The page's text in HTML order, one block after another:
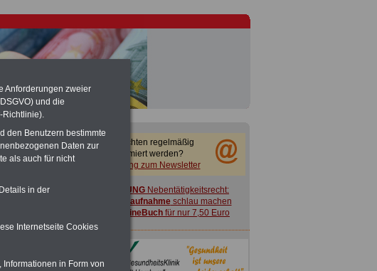
auch
10 Euro
Sie möchten regelmäßig
informiert werden?
Anmeldung zum Newsletter
ACHTUNG Nebentätigkeitsrecht:
vor Jobaufnahmeschlau machen
OnlineBuch für nur 7,50 Euro
Anforderungen zweier
und die
Richtlinie).
den Benutzern bestimmte
Daten zur
als auch für nicht
in der
Internetseite Cookies
in Form von